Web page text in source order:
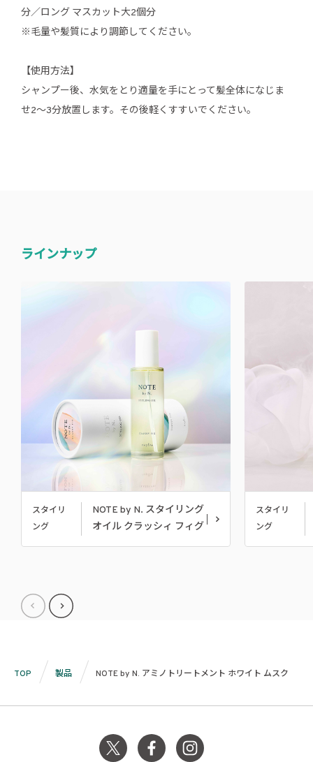
分／ロング マスカット大2個分
※毛量や髪質により調節してください。
【使用方法】
シャンプー後、水気をとり適量を手にとって髪全体になじま
せ2〜3分放置します。その後軽くすすいでください。
ラインナップ
スタイリ
ング
NOTE by N. スタイリング
オイル クラッシィ フィグ
スタイリ
ング
TOP 製品 NOTE by N. アミノトリートメント ホワイト ムスク